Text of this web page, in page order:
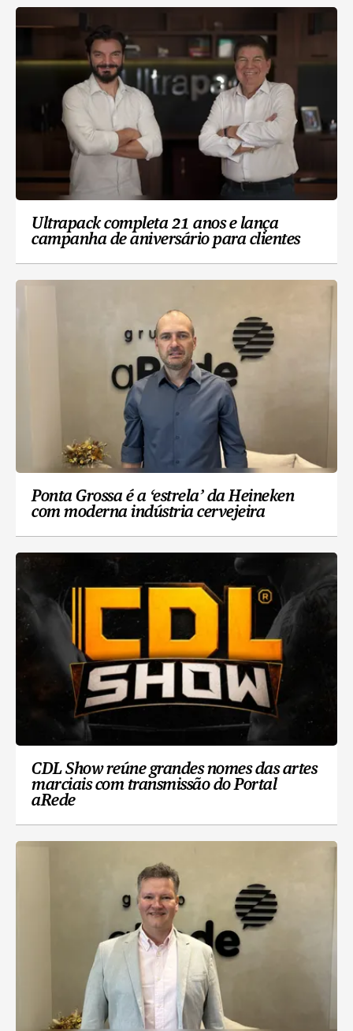
Ultrapack completa 21 anos e lança
campanha de aniversário para clientes
Ponta Grossa é a ‘estrela’ da Heineken
com moderna indústria cervejeira
CDL Show reúne grandes nomes das artes
marciais com transmissão do Portal
aRede